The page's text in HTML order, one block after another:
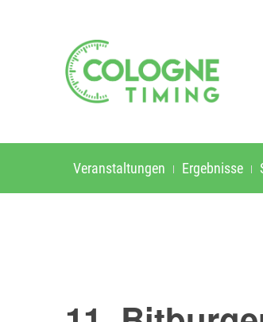
Veranstaltungen Ergebnisse